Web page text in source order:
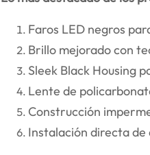
Faros LED negros
Brillo mejorado con
Sleek Black Housing
Lente de
Construcción
Instalación directa